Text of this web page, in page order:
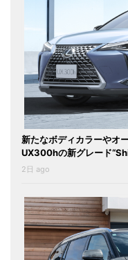
新たなボディカラーやオ
UX300hの新グレード
2日 ago